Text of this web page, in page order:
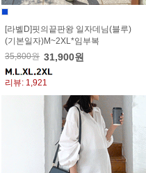
[라벨D]핏의끝판왕 일자데님(블루)
(기본일자)M~2XL*임부복
35,800원 31,900원
리뷰: 1,921